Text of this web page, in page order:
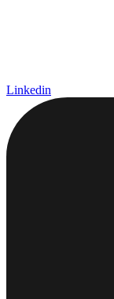
Linkedin